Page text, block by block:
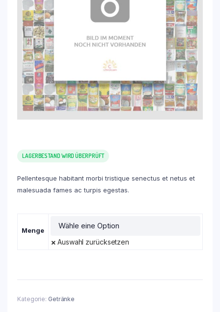
LAGERBESTAND WIRD ÜBERPRÜFT
Pellentesque habitant morbi tristique senectus et netus et
malesuada fames ac turpis egestas.
Menge
Auswahl zurücksetzen
Kategorie: Getränke